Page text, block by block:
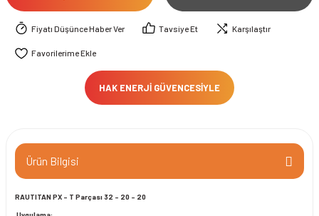
Fiyatı Düşünce Haber Ver Tavsiye Et Karşılaştır
HAK ENERJİ GÜVENCESİYLE
Ürün Bilgisi
RAUTITAN PX - T Parçası 32 - 20 - 20